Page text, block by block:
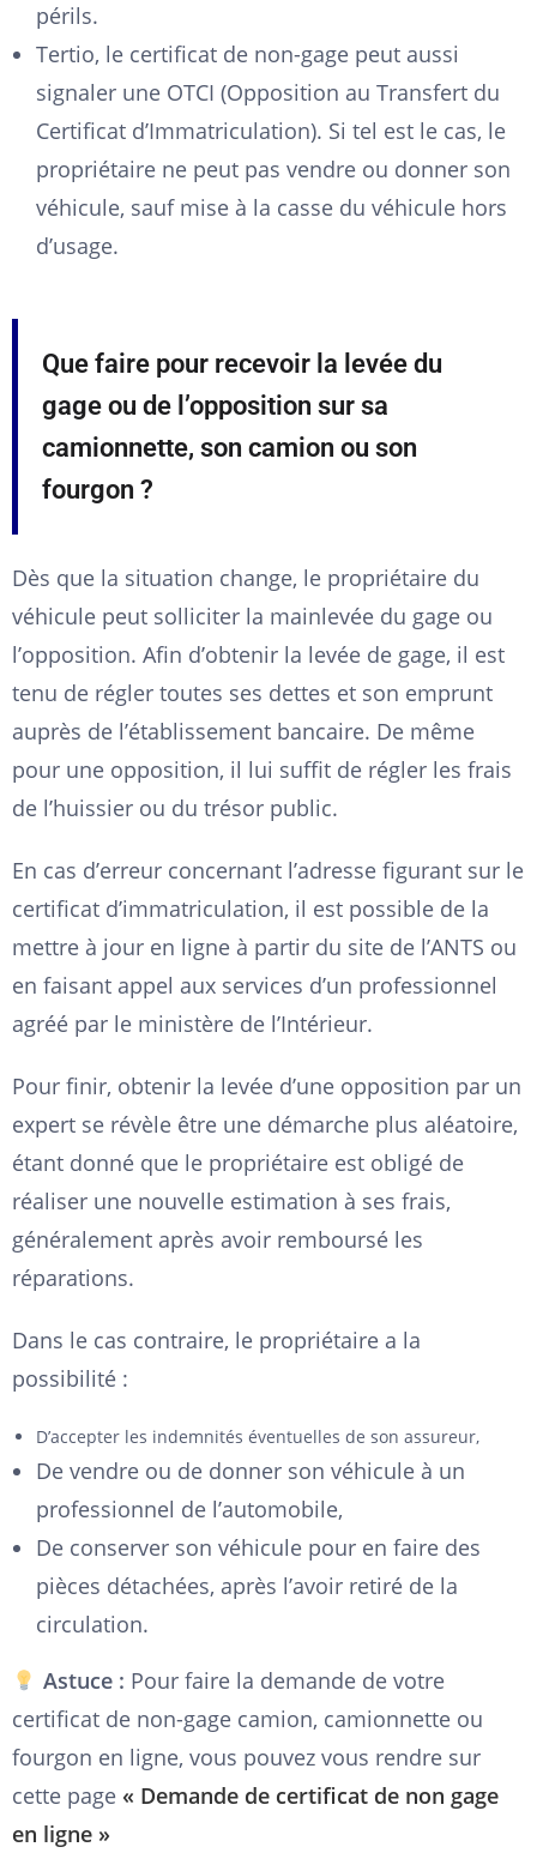
périls.
Tertio, le certificat de non-gage peut aussi
signaler une OTCI (Opposition au Transfert du
Certificat d’Immatriculation). Si tel est le cas, le
propriétaire ne peut pas vendre ou donner son
véhicule, sauf mise à la casse du véhicule hors
d’usage.
Que faire pour recevoir la levée du
gage ou de l’opposition sur sa
camionnette, son camion ou son
fourgon ?
Dès que la situation change, le propriétaire du
véhicule peut solliciter la mainlevée du gage ou
l’opposition. Afin d’obtenir la levée de gage, il est
tenu de régler toutes ses dettes et son emprunt
auprès de l’établissement bancaire. De même
pour une opposition, il lui suffit de régler les frais
de l’huissier ou du trésor public.
En cas d’erreur concernant l’adresse figurant sur le
certificat d’immatriculation, il est possible de la
mettre à jour en ligne à partir du site de l’ANTS ou
en faisant appel aux services d’un professionnel
agréé par le ministère de l’Intérieur.
Pour finir, obtenir la levée d’une opposition par un
expert se révèle être une démarche plus aléatoire,
étant donné que le propriétaire est obligé de
réaliser une nouvelle estimation à ses frais,
généralement après avoir remboursé les
réparations.
Dans le cas contraire, le propriétaire a la
possibilité :
D’accepter les indemnités éventuelles de son assureur,
De vendre ou de donner son véhicule à un
professionnel de l’automobile,
De conserver son véhicule pour en faire des
pièces détachées, après l’avoir retiré de la
circulation.
Astuce : Pour faire la demande de votre
certificat de non-gage camion, camionnette ou
fourgon en ligne, vous pouvez vous rendre sur
cette page « Demande de certificat de non gage
en ligne »